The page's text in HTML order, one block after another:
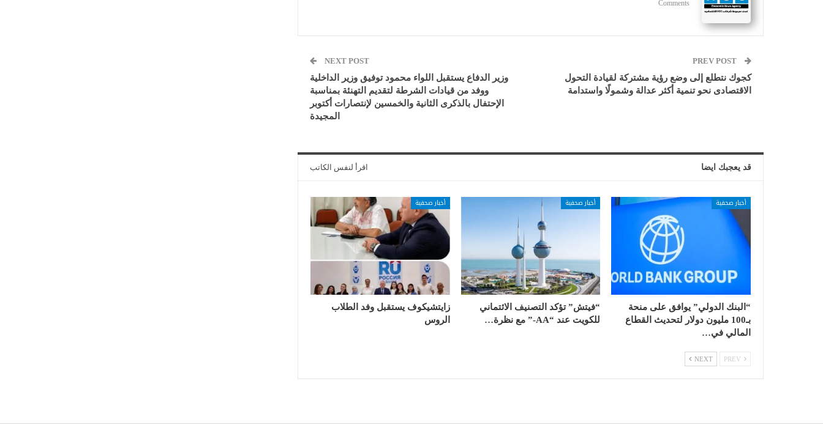
Comments
كجوك نتطلع إلى وضع رؤية مشتركة لقيادة التحول
الاقتصادى نحو تنمية أكثر عدالة وشمولًا واستدامة
NEXT POST
وزير الدفاع يستقبل اللواء محمود توفيق وزير الداخلية
ووفد من قيادات الشرطة لتقديم التهنئة بمناسبة
الإحتفال بالذكرى الثانية والخمسين لإنتصارات أكتوبر
المجيدة
قد يعجبك ايضا اقرأ لنفس الكاتب
أخبار صحفية
“البنك الدولي” يوافق على منحة
بـ100 مليون دولار لتحديث القطاع
المالي في…
أخبار صحفية
“فيتش” تؤكد التصنيف الائتماني
للكويت عند “AA-” مع نظرة…
أخبار صحفية
زايتشيكوف يستقبل وفد الطلاب
الروس
NEXT